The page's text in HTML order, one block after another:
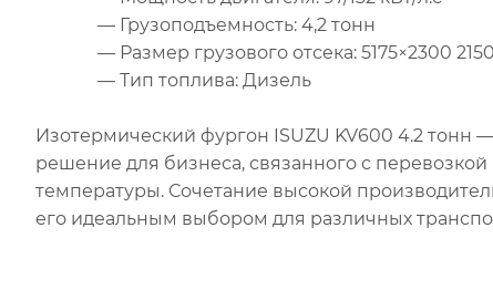
— Грузоподъемность: 4,2 тонн
— Размер грузового отсека: 5175×2300
— Тип топлива: Дизель
Изотермический фургон ISUZU KV600 4.2 тонн
решение для бизнеса, связанного с
температуры. Сочетание высокой
его идеальным выбором для различных